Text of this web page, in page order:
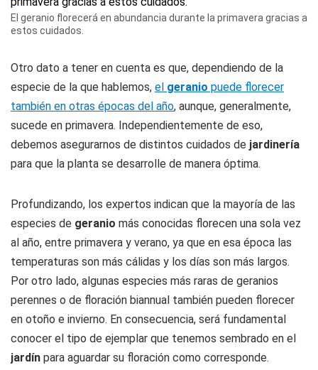
El geranio florecerá en abundancia durante la primavera gracias a
estos cuidados.
Otro dato a tener en cuenta es que, dependiendo de la
especie de la que hablemos, el geranio puede florecer
también en otras épocas del año, aunque, generalmente,
sucede en primavera. Independientemente de eso,
debemos asegurarnos de distintos cuidados de jardinería
para que la planta se desarrolle de manera óptima.
Profundizando, los expertos indican que la mayoría de las
especies de geranio más conocidas florecen una sola vez
al año, entre primavera y verano, ya que en esa época las
temperaturas son más cálidas y los días son más largos.
Por otro lado, algunas especies más raras de geranios
perennes o de floración biannual también pueden florecer
en otoño e invierno. En consecuencia, será fundamental
conocer el tipo de ejemplar que tenemos sembrado en el
jardín para aguardar su floración como corresponde.